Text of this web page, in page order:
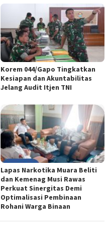
Korem 044/Gapo Tingkatkan
Kesiapan dan Akuntabilitas
Jelang Audit Itjen TNI
Lapas Narkotika Muara Beliti
dan Kemenag Musi Rawas
Perkuat Sinergitas Demi
Optimalisasi Pembinaan
Rohani Warga Binaan